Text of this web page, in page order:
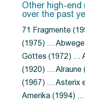
Other high-end
over the past
71 Fragmente
(1975) …
Gottes (1972) …
(1920) … Alraune
(1967) … Asterix
Amerika (1994)